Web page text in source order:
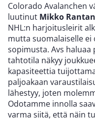
Colorado Avalanchen
luutinut Mikko
NHL:n harjoitusleirit
mutta suomalaiselle
sopimusta. Avs haluaa
tahtotila näkyy
kapasiteettia
paljoakaan
lähestyy, joten
Odotamme innolla
varma siitä, että näin